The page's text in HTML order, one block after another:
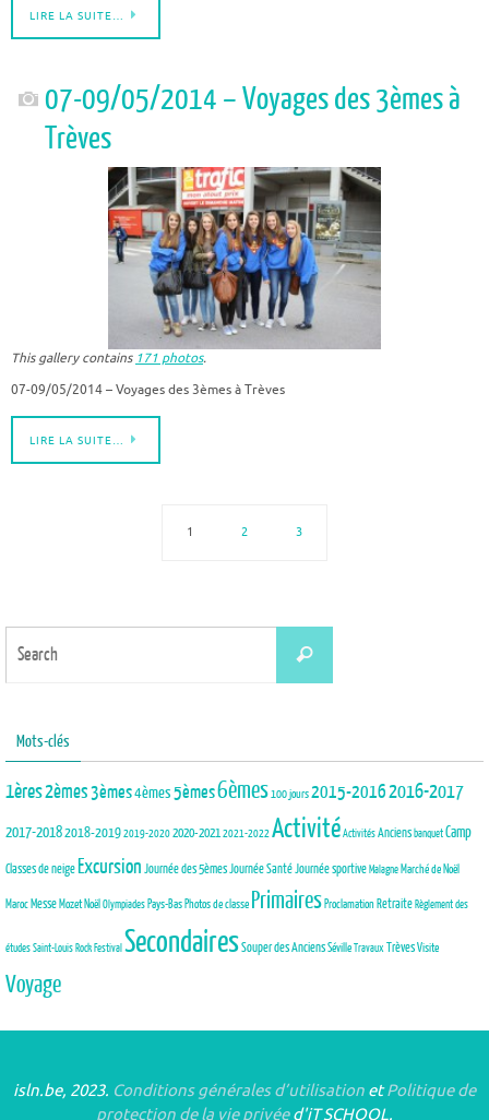
LIRE LA SUITE…
07-09/05/2014 – Voyages des 3èmes à
Trèves
This gallery contains 171 photos.
07-09/05/2014 – Voyages des 3èmes à Trèves
LIRE LA SUITE…
1 2 3
Search
Mots-clés
1ères2èmes3èmes4èmes5èmes6èmes100 jours2015-20162016-2017
2017-20182018-20192019-20202020-20212021-2022 ActivitéActivitésAnciens banquetCamp
Classes de neige Excursion Journée des 5èmesJournée SantéJournée sportive Malagne Marché de Noël
Maroc Messe Mozet NoëlOlympiades Pays-Bas Photos de classe Primaires Proclamation Retraite Règlement des
étudesSaint-Louis Rock Festival SecondairesSouper des AnciensSévilleTravauxTrèvesVisite
Voyage
isln.be, 2023. Conditions générales d’utilisation etPolitique de
protection de la vie privéed'iT SCHOOL.